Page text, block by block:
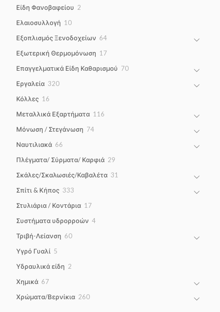
Είδη Φανοβαφείου 2
Ελαιοσυλλογή 1010
Εξοπλισμός Ξενοδοχείων 6464
Εξωτερική Θερμομόνωση 1717
Επαγγελματικά Είδη Καθαρισμού 7070
Εργαλεία 320320
Κόλλες 16
Μεταλλικά Εξαρτήματα 116
Μόνωση / Στεγάνωση 7474
Ναυτιλιακά 66
Πλέγματα/ Σύρματα/ Καρφιά 29
Σκάλες/Σκαλωσιές/Καβαλέτα 31
Σπίτι & Κήπος 333
Στυλιάρια / Κοντάρια 1717
Συστήματα υδρορροών 44
Τριβή-Λείανση 6060
Υγρό Γυαλί 5
Υδραυλικά είδη 2
Χημικά 6767
Χρώματα/Βερνίκια 260260